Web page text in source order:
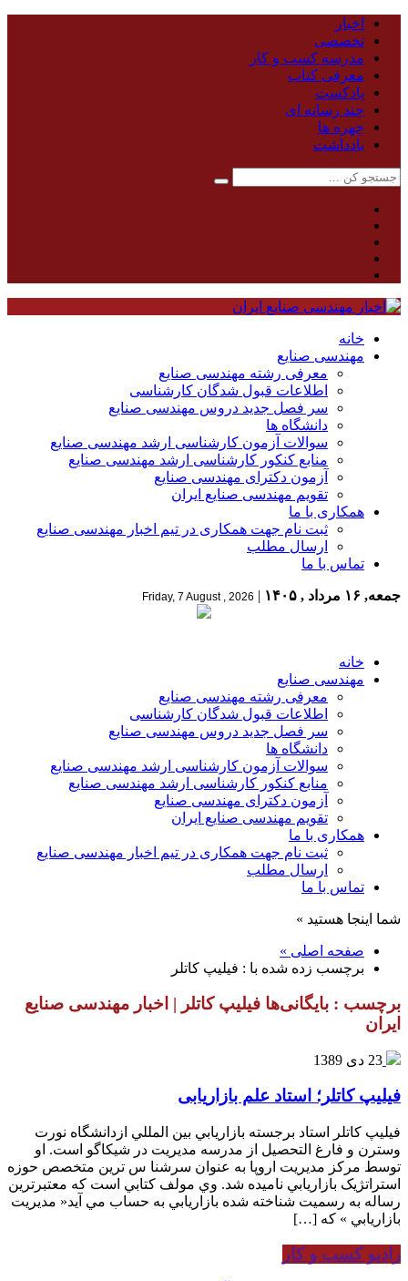
اخبار
تخصصی
مدرسه کسب و کار
معرفی کتاب
پادکست
چند رسانه ای
چهره ها
یادداشت
خانه
مهندسی صنایع
معرفی رشته مهندسی صنایع
اطلاعات قبول شدگان کارشناسی
سر فصل جدید دروس مهندسی صنایع
دانشگاه ها
سوالات آزمون کارشناسی ارشد مهندسی صنایع
منابع کنکور کارشناسی ارشد مهندسی صنایع
آزمون دکترای مهندسی صنایع
تقویم مهندسی صنایع ایران
همکاری با ما
ثبت نام جهت همکاری در تیم اخبار مهندسی صنایع
ارسال مطلب
تماس با ما
جمعه, ۱۶ مرداد , ۱۴۰۵ |
Friday, 7 August , 2026
خانه
مهندسی صنایع
معرفی رشته مهندسی صنایع
اطلاعات قبول شدگان کارشناسی
سر فصل جدید دروس مهندسی صنایع
دانشگاه ها
سوالات آزمون کارشناسی ارشد مهندسی صنایع
منابع کنکور کارشناسی ارشد مهندسی صنایع
آزمون دکترای مهندسی صنایع
تقویم مهندسی صنایع ایران
همکاری با ما
ثبت نام جهت همکاری در تیم اخبار مهندسی صنایع
ارسال مطلب
تماس با ما
شما اینجا هستید »
صفحه اصلی »
برچسب زده شده با : فيليپ كاتلر
برچسب : بایگانی‌ها فيليپ كاتلر | اخبار مهندسی صنایع
ایران
23 دی 1389
فیلیپ کاتلر؛ استاد علم بازاریابی
فيليپ كاتلر استاد برجسته بازاريابي بين المللي ازدانشگاه نورت
وسترن و فارغ التحصيل از مدرسه مديريت در شیکاگو است. او
توسط مركز مديريت اروپا به عنوان سرشنا س ترين متخصص حوزه
استراتژیک بازاريابي ناميده شد. وي مولف كتابي است كه معتبرترين
رساله به رسميت شناخته شده بازاريابي به حساب مي آيد« مديريت
بازاريابي » كه […]
رادیو کسب و کار